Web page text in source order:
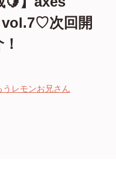
次回開
レモンお兄さん